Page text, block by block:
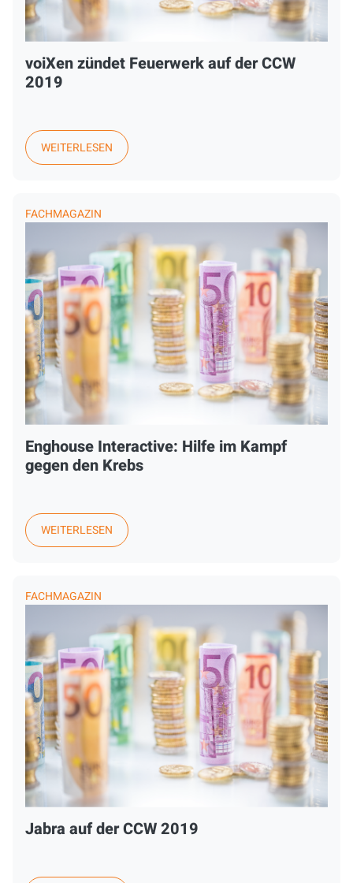
voiXen zündet Feuerwerk auf der CCW
2019
WEITERLESEN
FACHMAGAZIN
Enghouse Interactive: Hilfe im Kampf
gegen den Krebs
WEITERLESEN
FACHMAGAZIN
Jabra auf der CCW 2019